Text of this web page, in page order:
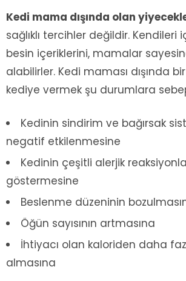
Kedi mama dışında olan
sağlıklı tercihler değildir. Kendileri
besin içeriklerini, mamalar
alabilirler. Kedi maması dışında
kediye vermek şu durumlara
Kedinin sindirim ve bağırsak
negatif etkilenmesine
Kedinin çeşitli alerjik
göstermesine
Beslenme düzeninin
Öğün sayısının artmasına
İhtiyacı olan kaloriden daha
almasına